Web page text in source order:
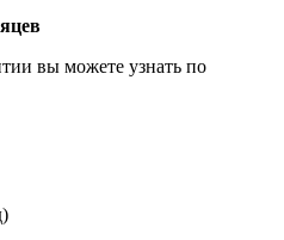
вы можете узнать по